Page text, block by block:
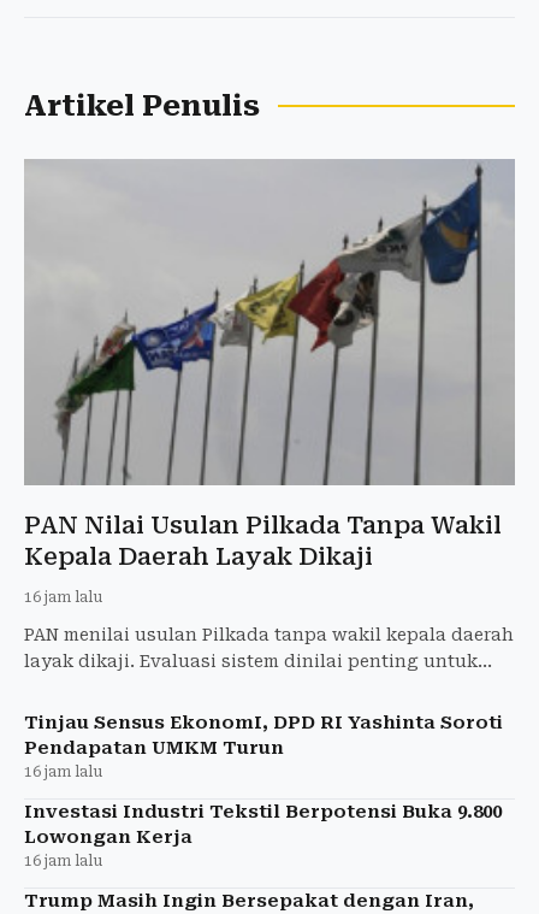
Artikel Penulis
PAN Nilai Usulan Pilkada Tanpa Wakil
Kepala Daerah Layak Dikaji
16 jam lalu
PAN menilai usulan Pilkada tanpa wakil kepala daerah
layak dikaji. Evaluasi sistem dinilai penting untuk
Tinjau Sensus EkonomI, DPD RI Yashinta Soroti
Pendapatan UMKM Turun
16 jam lalu
Investasi Industri Tekstil Berpotensi Buka 9.800
Lowongan Kerja
16 jam lalu
Trump Masih Ingin Bersepakat dengan Iran,